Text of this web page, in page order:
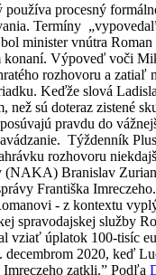
procesný
Termíny
minister vnútra
konaní. Výpoveď voči
rozhovoru a zatiaľ
Keďže slová
než sú doteraz zistené
pravdu do
Týždenník
rozhovoru
(NAKA) Branislav
Františka Imreczeho.
- z kontextu
spravodajskej služby
vziať úplatok 100-tisíc
decembrom 2020, keď
zatkli.” Podľa